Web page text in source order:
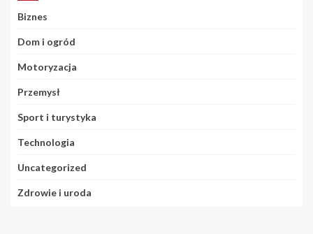
Biznes
Dom i ogród
Motoryzacja
Przemysł
Sport i turystyka
Technologia
Uncategorized
Zdrowie i uroda